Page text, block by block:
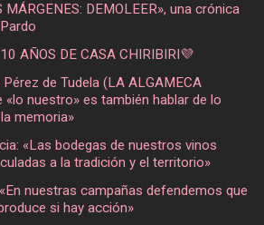
MÁRGENES: DEMOLEER», una crónica
AÑOS DE CASA CHIRIBIRI💜
de Tudela (LA ALGAMECA
«lo nuestro» es también hablar de lo
memoria»
«Las bodegas de nuestros vinos
a la tradición y el territorio»
nuestras campañas defendemos que
si hay acción»